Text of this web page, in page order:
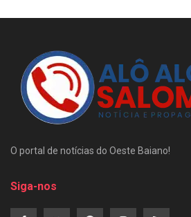
O portal de notícias do Oeste Baiano!
Siga-nos